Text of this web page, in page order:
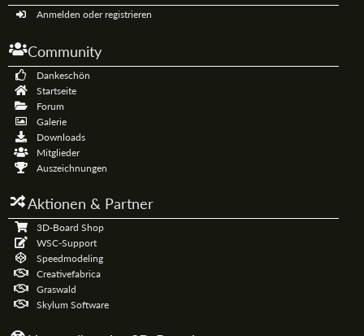
Anmelden oder registrieren
Community
Dankeschön
Startseite
Forum
Galerie
Downloads
Mitglieder
Auszeichnungen
Aktionen & Partner
3D-Board Shop
WSC-Support
Speedmodeling
Creativefabrica
Graswald
Skylum Software